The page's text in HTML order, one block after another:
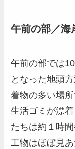
午前の部／海
午前の部では
となった地頭
着物の多い場
生活ゴミが漂
たちは約１時
工物はほぼ見